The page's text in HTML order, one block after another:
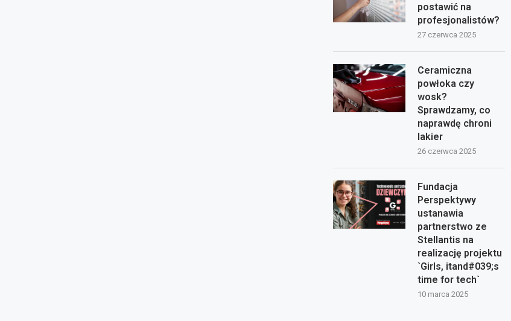
postawić na
profesjonalistów?
27 czerwca 2025
Ceramiczna
powłoka czy
wosk?
Sprawdzamy, co
naprawdę chroni
lakier
26 czerwca 2025
Fundacja
Perspektywy
ustanawia
partnerstwo ze
Stellantis na
realizację projektu
`Girls, itand#039;s
time for tech`
10 marca 2025